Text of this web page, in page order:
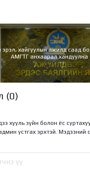
эрэл, хайгуулын ажилд саад
АМГТГ анхаарал хандуулна
(0)
хууль зүйн болон ёс
устгах эрхтэй. Мэдээний